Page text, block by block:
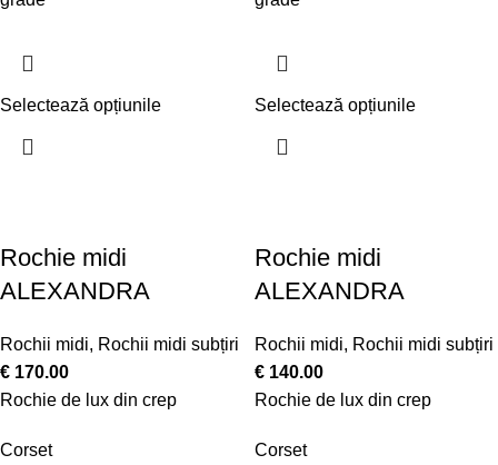
Selectează opțiunile Selectează opțiunile
Rochie midi
ALEXANDRA
Rochii midi, Rochii midi subțiri
€ 170.00
Rochie de lux din crep
Corset
Rochie midi
ALEXANDRA
Rochii midi, Rochii midi subțiri
€ 140.00
Rochie de lux din crep
Corset